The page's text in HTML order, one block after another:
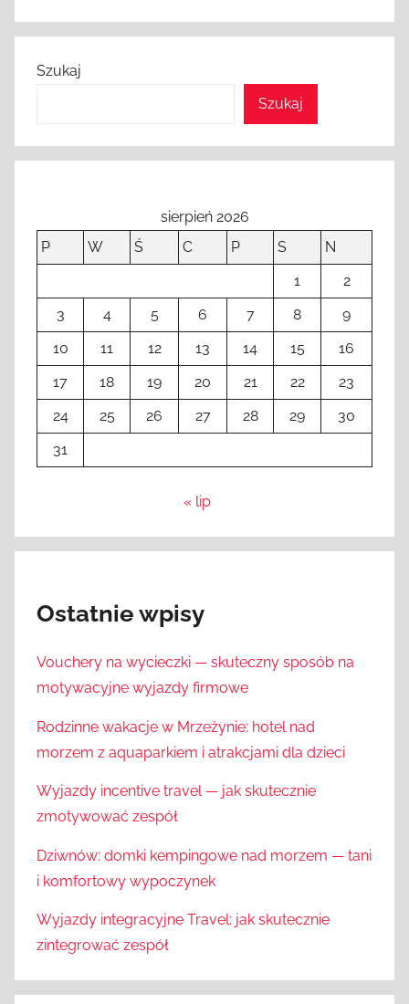
Szukaj
Szukaj
sierpień 2026
P
W Ś C P S
N
1
2
3
4 5 6 7 8
9
10
11 12 13 14 15
16
17
18 19 20 21 22
23
24
25 26 27 28 29
30
31
« lip
Ostatnie wpisy
Vouchery na wycieczki — skuteczny sposób na
motywacyjne wyjazdy firmowe
Rodzinne wakacje w Mrzeżynie: hotel nad
morzem z aquaparkiem i atrakcjami dla dzieci
Wyjazdy incentive travel — jak skutecznie
zmotywować zespół
Dziwnów: domki kempingowe nad morzem — tani
i komfortowy wypoczynek
Wyjazdy integracyjne Travel: jak skutecznie
zintegrować zespół